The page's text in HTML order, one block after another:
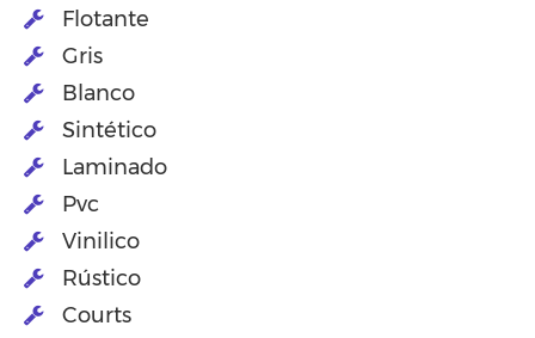
Flotante
Gris
Blanco
Sintético
Laminado
Pvc
Vinilico
Rústico
Courts